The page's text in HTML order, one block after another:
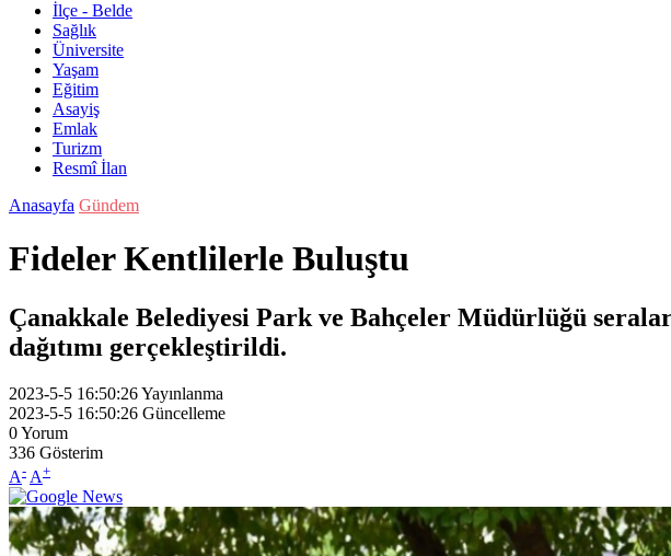
İlçe - Belde
Sağlık
Üniversite
Yaşam
Eğitim
Asayiş
Emlak
Turizm
Resmî İlan
Anasayfa Gündem
Fideler Kentlilerle Buluştu
Çanakkale Belediyesi Park ve Bahçeler Müdürlüğü
dağıtımı gerçekleştirildi.
2023-5-5 16:50:26Yayınlanma
2023-5-5 16:50:26 Güncelleme
0Yorum
336 Gösterim
A- A+